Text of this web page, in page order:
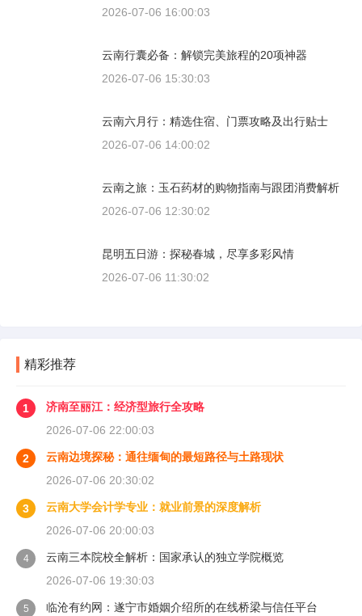
2026-07-06 16:00:03
云南行囊必备：解锁完美旅程的20项神器
2026-07-06 15:30:03
云南六月行：精选住宿、门票攻略及出行贴士
2026-07-06 14:00:02
云南之旅：玉石药材的购物指南与跟团消费解析
2026-07-06 12:30:02
昆明五日游：探秘春城，尽享多彩风情
2026-07-06 11:30:02
精彩推荐
1
济南至丽江：经济型旅行全攻略
2026-07-06 22:00:03
2
云南边境探秘：通往缅甸的最短路径与土路现状
2026-07-06 20:30:02
3
云南大学会计学专业：就业前景的深度解析
2026-07-06 20:00:03
4
云南三本院校全解析：国家承认的独立学院概览
2026-07-06 19:30:03
5 临沧有约网：遂宁市婚姻介绍所的在线桥梁与信任平台